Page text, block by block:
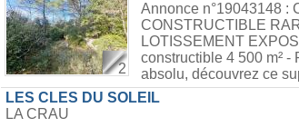
2
Annonce n°19043148 :
CONSTRUCTIBLE
LOTISSEMENT
constructible 4 500 m²
absolu, découvrez ce
LES CLES DU SOLEIL
LA CRAU